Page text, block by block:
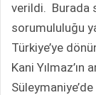
verildi. Burada
sorumululuğu
Türkiye’ye
Kani Yılmaz’ın